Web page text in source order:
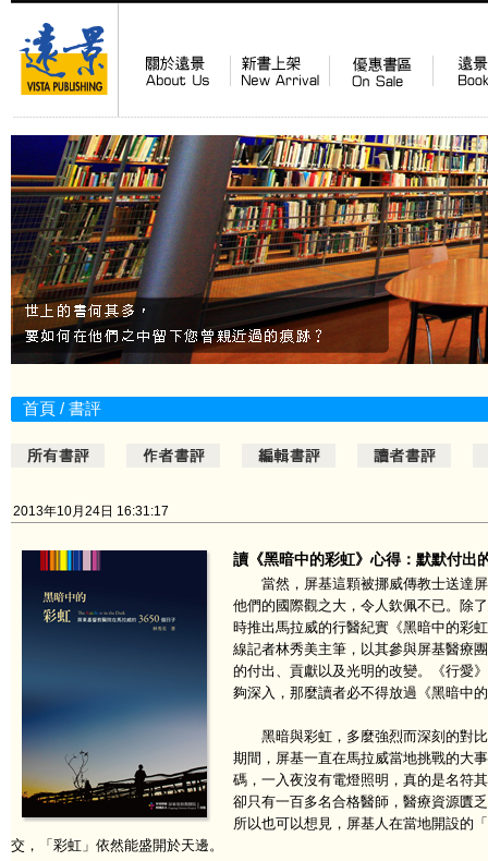
首頁 / 書評
2013年10月24日 16:31:17
讀《黑暗中的彩虹》心得：默默付出
當然，屏基這顆被挪威傳教士送達屏
他們的國際觀之大，令人欽佩不已。除
時推出馬拉威的行醫紀實《黑暗中的彩
線記者林秀美主筆，以其參與屏基醫療
的付出、貢獻以及光明的改變。《行愛
夠深入，那麼讀者必不得放過《黑暗中
黑暗與彩虹，多麼強烈而深刻的對比
期間，屏基一直在馬拉威當地挑戰的大
碼，一入夜沒有電燈照明，真的是名符
卻只有一百多名合格醫師，醫療資源匱
所以也可以想見，屏基人在當地開設的
交，「彩虹」依然能盛開於天邊。